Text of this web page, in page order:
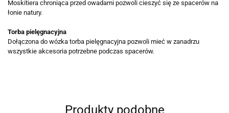
Moskitiera chroniąca przed owadami pozwoli cieszyć się ze spacerów na
łonie natury.
Torba pielęgnacyjna
Dołączona do wózka torba pielęgnacyjna pozwoli mieć w zanadrzu
wszystkie akcesoria potrzebne podczas spacerów.
Produkty podobne